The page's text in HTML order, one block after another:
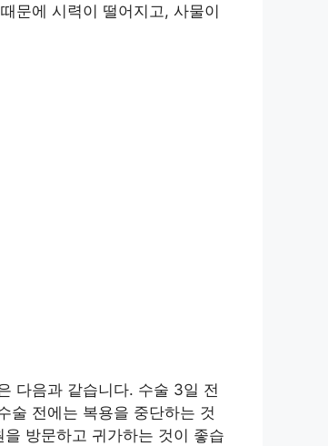
문에 시력이 떨어지고, 사물이
다음과 같습니다. 수술 3일 전
술 전에는 복용을 중단하는 것
방문하고 귀가하는 것이 좋습